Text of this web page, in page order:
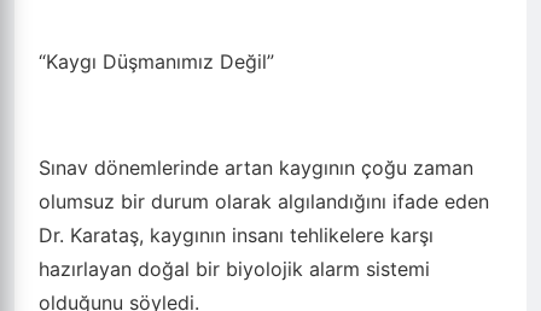
kaygısı yeniden gündeme geldi.
Ergen Psikiyatrisi Uzmanı Dr. Abdullah Karataş,
sınav kaygısının doğru yönetildiğinde başarıya
katkı sağlayabileceğini belirterek önemli
değerlendirmelerde bulundu.